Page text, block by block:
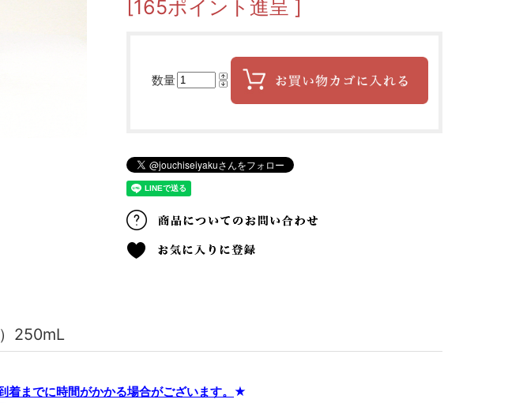
[165ポイント進呈 ]
数量
250mL
までに時間がかかる場合がございます。 ★